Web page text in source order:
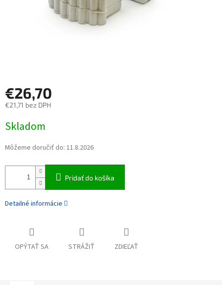
€26,70
€21,71 bez DPH
Skladom
Môžeme doručiť do: 11.8.2026
Pridať do košíka
Detailné informácie
OPÝTAŤ SA STRÁŽIŤ ZDIEĽAŤ